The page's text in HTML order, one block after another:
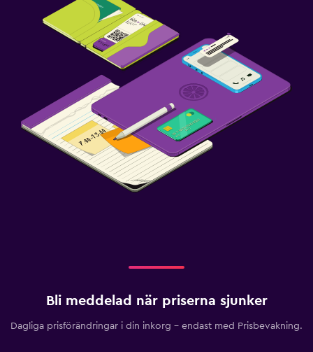
Bli meddelad när priserna sjunker
Dagliga prisförändringar i din inkorg – endast med Prisbevakning.